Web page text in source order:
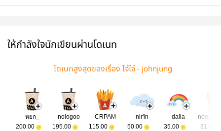
ให้กำลังใจนักเขียนผ่านโดเนท
โดเนทสูงสุดของเรื่อง ไจ๋ไจ๋ - johnjung
หยก_
200.00
nologoo
195.00
CRPAM
115.00
nir'in
50.00
daila
35.00
31.00